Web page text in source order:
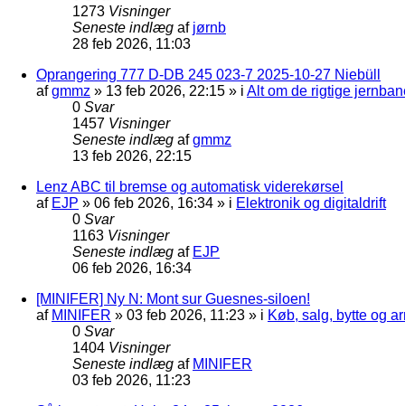
1273 Visninger
Seneste indlæg af jørnb
28 feb 2026, 11:03
Oprangering 777 D-DB 245 023-7 2025-10-27 Niebüll
afgmmz » 13 feb 2026, 22:15 » i Alt om de rigtige
0 Svar
1457 Visninger
Seneste indlæg afgmmz
13 feb 2026, 22:15
Lenz ABC til bremse og automatisk viderekørsel
af EJP » 06 feb 2026, 16:34 » i Elektronik og digitaldrift
0 Svar
1163 Visninger
Seneste indlæg af EJP
06 feb 2026, 16:34
[MINIFER] Ny N: Mont sur Guesnes-siloen!
af MINIFER » 03 feb 2026, 11:23 » i Køb, salg, bytte og
0 Svar
1404 Visninger
Seneste indlæg af MINIFER
03 feb 2026, 11:23